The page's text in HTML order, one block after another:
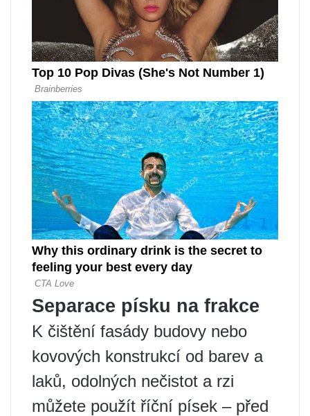
Separace písku na frakce
K čištění fasády budovy nebo
kovových konstrukcí od barev a
laků, odolných nečistot a rzi
můžete použít říční písek – před